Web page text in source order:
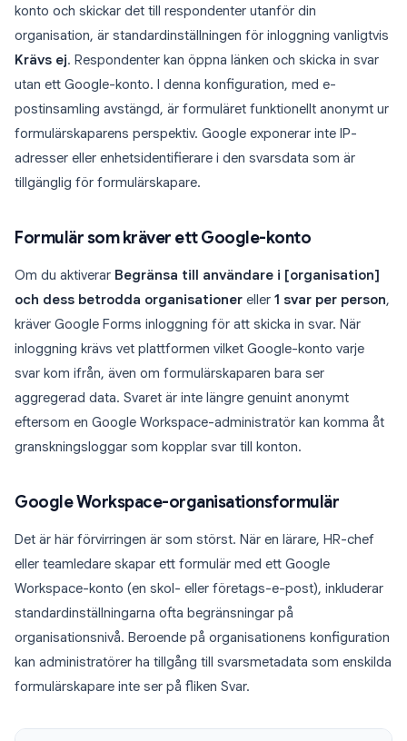
konto och skickar det till respondenter utanför din
organisation, är standardinställningen för inloggning vanligtvis
Krävs ej. Respondenter kan öppna länken och skicka in svar
utan ett Google-konto. I denna konfiguration, med e-
postinsamling avstängd, är formuläret funktionellt anonymt ur
formulärskaparens perspektiv. Google exponerar inte IP-
adresser eller enhetsidentifierare i den svarsdata som är
tillgänglig för formulärskapare.
Formulär som kräver ett Google-konto
Om du aktiverar Begränsa till användare i [organisation]
och dess betrodda organisationer eller 1 svar per person,
kräver Google Forms inloggning för att skicka in svar. När
inloggning krävs vet plattformen vilket Google-konto varje
svar kom ifrån, även om formulärskaparen bara ser
aggregerad data. Svaret är inte längre genuint anonymt
eftersom en Google Workspace-administratör kan komma åt
granskningsloggar som kopplar svar till konton.
Google Workspace-organisationsformulär
Det är här förvirringen är som störst. När en lärare, HR-chef
eller teamledare skapar ett formulär med ett Google
Workspace-konto (en skol- eller företags-e-post), inkluderar
standardinställningarna ofta begränsningar på
organisationsnivå. Beroende på organisationens konfiguration
kan administratörer ha tillgång till svarsmetadata som enskilda
formulärskapare inte ser på fliken Svar.